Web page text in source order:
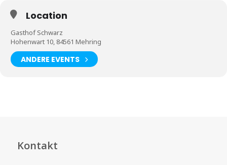
Location
Gasthof Schwarz
Hohenwart 10, 84561 Mehring
ANDERE EVENTS
Kontakt